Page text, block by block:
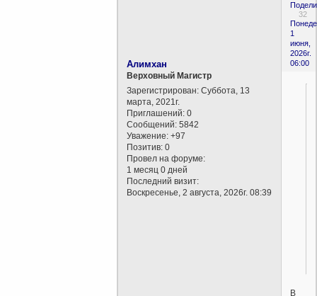
32
1
июня,
2026г.
06:00
Алимхан
Верховный Магистр
Зарегистрирован: Суббота, 13
марта, 2021г.
Приглашений: 0
Сообщений: 5842
Уважение: +97
Позитив: 0
Провел на форуме:
1 месяц 0 дней
Последний визит:
Воскресенье, 2 августа, 2026г. 08:39
В